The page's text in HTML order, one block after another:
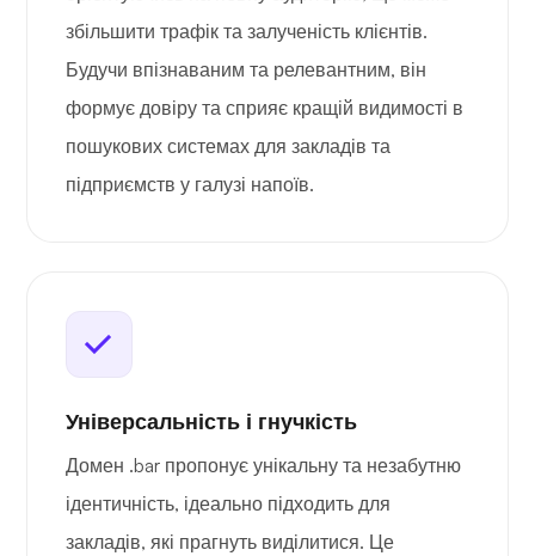
збільшити трафік та залученість клієнтів.
Будучи впізнаваним та релевантним, він
формує довіру та сприяє кращій видимості в
пошукових системах для закладів та
підприємств у галузі напоїв.
Універсальність і гнучкість
Домен .bar пропонує унікальну та незабутню
ідентичність, ідеально підходить для
закладів, які прагнуть виділитися. Це